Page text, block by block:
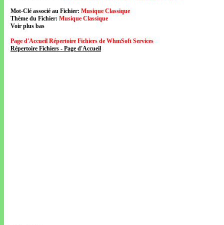
Mot-Clé associé au Fichier: Musique Classique
Thème du Fichier: Musique Classique
Voir plus bas
Page d'Accueil Répertoire Fichiers de WhmSoft Services
Répertoire Fichiers - Page d'Accueil